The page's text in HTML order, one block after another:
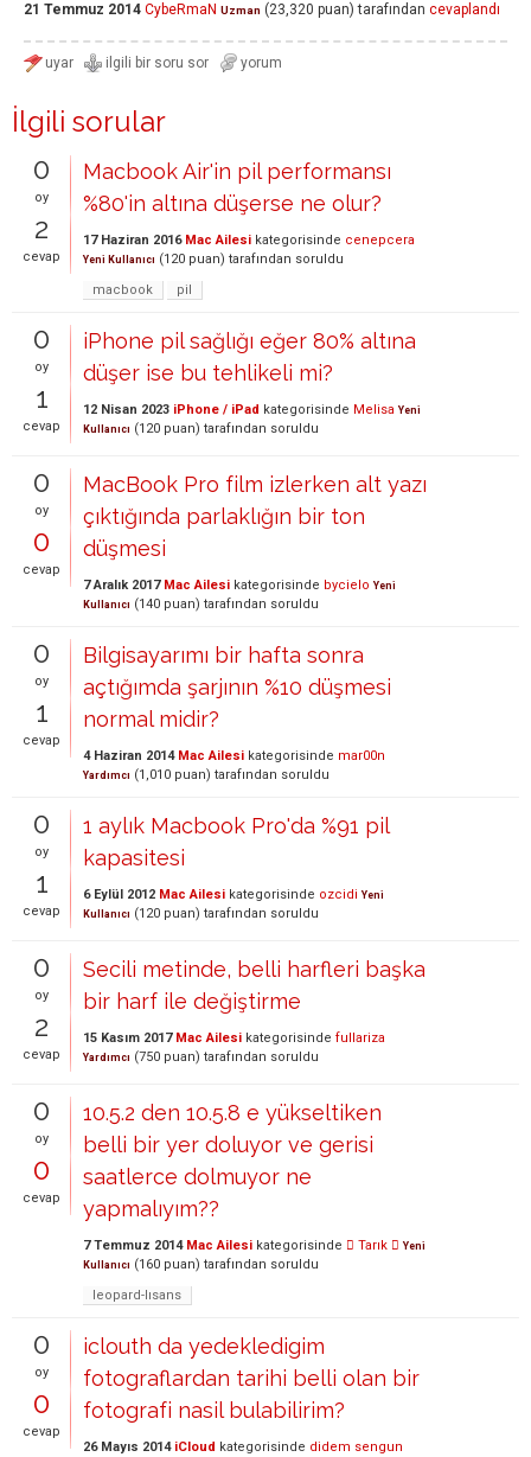
21 Temmuz 2014 CybeRmaN Uzman (23,320 puan) tarafından cevaplandı
İlgili sorular
0
oy
2
cevap
Macbook Air'in pil performansı
%80'in altına düşerse ne olur?
17 Haziran 2016 Mac Ailesi kategorisinde cenepcera
Yeni Kullanıcı (120 puan) tarafından soruldu
macbook
pil
0
oy
1
cevap
iPhone pil sağlığı eğer 80% altına
düşer ise bu tehlikeli mi?
12 Nisan 2023 iPhone / iPad kategorisinde Melisa Yeni
Kullanıcı (120 puan) tarafından soruldu
0
oy
0
cevap
MacBook Pro film izlerken alt yazı
çıktığında parlaklığın bir ton
düşmesi
7 Aralık 2017 Mac Ailesi kategorisinde bycielo Yeni
Kullanıcı (140 puan) tarafından soruldu
0
oy
1
cevap
Bilgisayarımı bir hafta sonra
açtığımda şarjının %10 düşmesi
normal midir?
4 Haziran 2014 Mac Ailesi kategorisinde mar00n
Yardımcı (1,010 puan) tarafından soruldu
0
oy
1
cevap
1 aylık Macbook Pro'da %91 pil
kapasitesi
6 Eylül 2012 Mac Ailesi kategorisinde ozcidi Yeni
Kullanıcı (120 puan) tarafından soruldu
0
oy
2
cevap
Secili metinde, belli harfleri başka
bir harf ile değiştirme
15 Kasım 2017 Mac Ailesi kategorisinde fullariza
Yardımcı (750 puan) tarafından soruldu
0
oy
0
cevap
10.5.2 den 10.5.8 e yükseltiken
belli bir yer doluyor ve gerisi
saatlerce dolmuyor ne
yapmalıyım??
7 Temmuz 2014 Mac Ailesi kategorisinde  Tarık  Yeni
Kullanıcı (160 puan) tarafından soruldu
leopard-lısans
0
oy
0
cevap
iclouth da yedekledigim
fotograflardan tarihi belli olan bir
fotografi nasil bulabilirim?
26 Mayıs 2014 iCloud kategorisinde didem sengun